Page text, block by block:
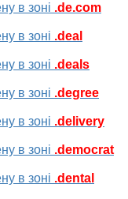
в зоні .de.com
в зоні .deal
в зоні .deals
в зоні .degree
в зоні .delivery
в зоні .democrat
в зоні .dental